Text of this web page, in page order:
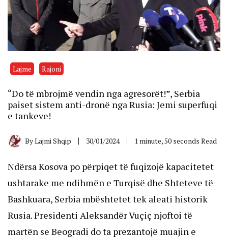
Lajme Rajoni
“Do të mbrojmë vendin nga agresorët!”, Serbia
paiset sistem anti-dronë nga Rusia: Jemi superfuqi
e tankeve!
ByLajmi Shqip 30/01/2024 1 minute, 50 seconds Read
Ndërsa Kosova po përpiqet të fuqizojë kapacitetet
ushtarake me ndihmën e Turqisë dhe Shteteve të
Bashkuara, Serbia mbështetet tek aleati historik
Rusia. Presidenti Aleksandër Vuçiç njoftoi të
martën se Beogradi do ta prezantojë muajin e